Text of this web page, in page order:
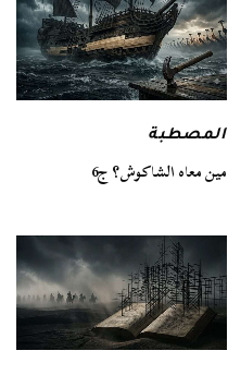
المصطبة
مين معاه الشاكوش؟ ج6